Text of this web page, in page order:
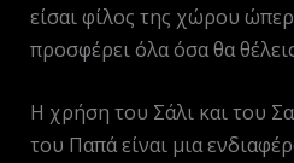
είσαι φίλος της χώρου
προσφέρει όλα όσα θα
Η χρήση του Σάλι και του
του Παπά είναι μια